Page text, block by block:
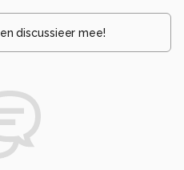
en discussieer mee!